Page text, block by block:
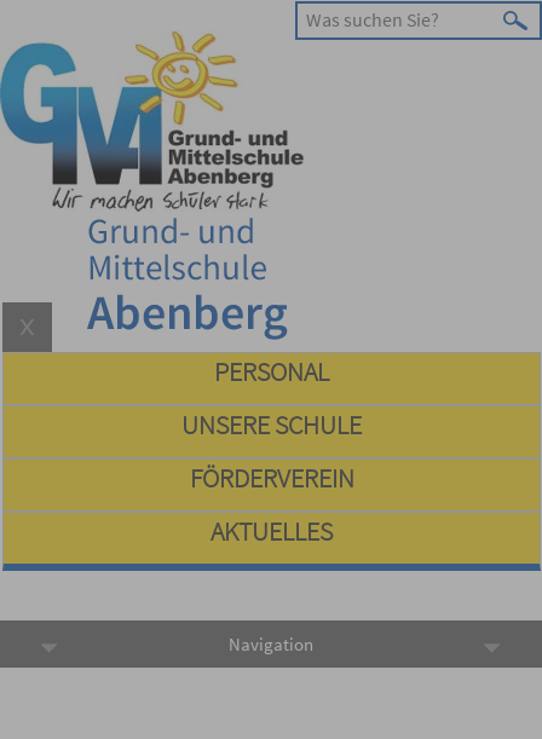
PERSONAL
UNSERE SCHULE
FÖRDERVEREIN
AKTUELLES
Navigation